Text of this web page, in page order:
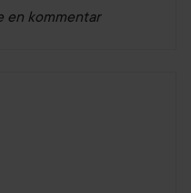
en kommentar
2 måneder